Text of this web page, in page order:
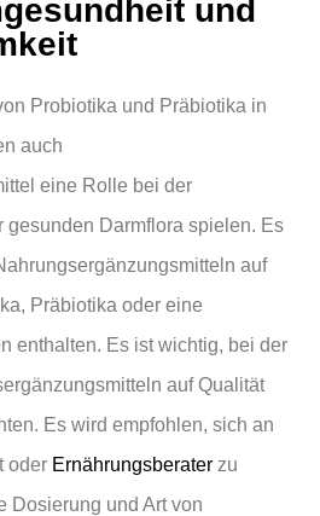
und
Probiotika und Präbiotika in
auch
eine Rolle bei der
gesunden Darmflora spielen. Es
auf
Präbiotika oder eine
enthalten. Es ist wichtig, bei der
auf Qualität
Es wird empfohlen, sich an
oder Ernährungsberater zu
Dosierung und Art von